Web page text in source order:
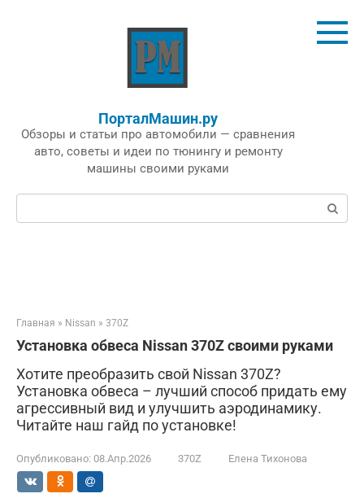
ПорталМашин.ру
Обзоры и статьи про автомобили — сравнения
авто, советы и идеи по тюнингу и ремонту
машины своими руками
Поиск:
Главная » Nissan » 370Z
Установка обвеса Nissan 370Z своими руками
Хотите преобразить свой Nissan 370Z?
Установка обвеса – лучший способ придать ему
агрессивный вид и улучшить аэродинамику.
Читайте наш гайд по установке!
Опубликовано: 08.Апр.2026 370Z Елена Тихонова